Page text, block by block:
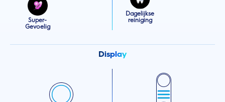
Super-
Gevoelig
Dagelijkse
reiniging
Display